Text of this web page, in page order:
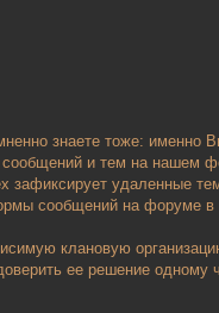
знаете тоже: именно
и тем на нашем
зафиксирует удаленные
сообщений на форуме в
клановую
ее решение одному